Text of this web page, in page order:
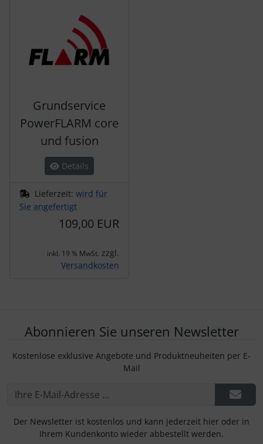
Grundservice
PowerFLARM core
und fusion
Details
Lieferzeit: wird für
Sie angefertigt
109,00 EUR
inkl. 19 % MwSt. zzgl.
Versandkosten
Abonnieren Sie unseren Newsletter
Kostenlose exklusive Angebote und Produktneuheiten per E-
Mail
Der Newsletter ist kostenlos und kann jederzeit hier oder in
Ihrem Kundenkonto wieder abbestellt werden.